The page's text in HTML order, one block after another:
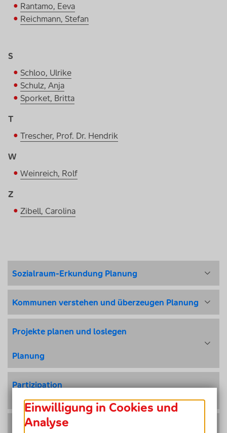
Rantamo, Eeva
Reichmann, Stefan
S
Schloo, Ulrike
Schulz, Anja
Sporket, Britta
T
Trescher, Prof. Dr. Hendrik
W
Weinreich, Rolf
Z
Zibell, Carolina
Sozialraum-Erkundung Planung
Kommunen verstehen und überzeugen Planung
Projekte planen und loslegen
Planung
Partizipation
Planung
Finanzierung und Ressourcen planen
Einwilligung in Cookies und
Analyse